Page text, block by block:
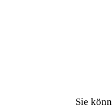
Sie